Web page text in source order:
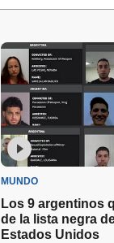
MUNDO
Los 9 argentinos
de la lista negra
Estados Unidos